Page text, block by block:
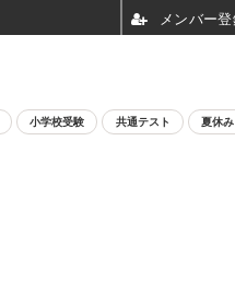
小学校受験 共通テスト 夏休み